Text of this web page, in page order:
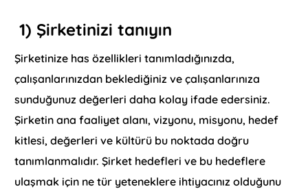
1) Şirketinizi tanıyın
Şirketinize has özellikleri tanımladığınızda,
çalışanlarınızdan beklediğiniz ve çalışanlarınıza
sunduğunuz değerleri daha kolay ifade edersiniz.
Şirketin ana faaliyet alanı, vizyonu, misyonu, hedef
kitlesi, değerleri ve kültürü bu noktada doğru
tanımlanmalıdır. Şirket hedefleri ve bu hedeflere
ulaşmak için ne tür yeteneklere ihtiyacınız olduğunu